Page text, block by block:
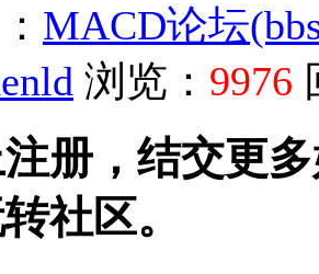
MACD论坛
浏览： 9976
册，结交更
社区。